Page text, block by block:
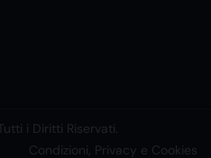
i Diritti Riservati.
Condizioni, Privacy e Cookies